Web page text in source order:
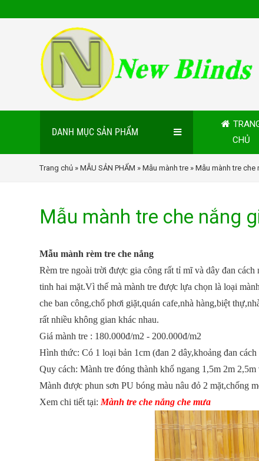
DANH MỤC SẢN PHẨM
CHỦ
Trang chủ »MẪU SẢN PHẨM »Mẫu mành tre » Mẫu mành tre
Mẫu mành tre che nắng
Mẫu mành rèm tre che nắng
Rèm tre ngoài trời được gia công rất tỉ mĩ và dây đan cách
tinh hai mặt.Vì thế mà mành tre được lựa chọn là loại
che ban công,chổ phơi giặt,quán cafe,nhà hàng,biệt
rất nhiều không gian khác nhau.
Giá mành tre : 180.000đ/m2 - 200.000đ/m2
Hình thức: Có 1 loại bản 1cm (đan 2 dây,khoảng đan cách
Quy cách: Mành tre đóng thành khổ ngang 1,5m 2m
Mành được phun sơn PU bóng màu nâu đỏ 2 mặt,chống
Xem chi tiết tại: Mành tre che nắng che mưa